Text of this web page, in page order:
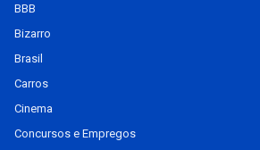
BBB
Bizarro
Brasil
Carros
Cinema
Concursos e Empregos